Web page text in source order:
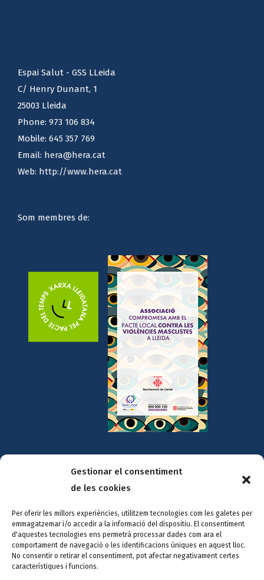
Gestionar el consentiment
de les cookies
Per oferir les millors experiències, utilitzem tecnologies com les galetes per
emmagatzemar i/o accedir a la informació del dispositiu. El consentiment
d'aquestes tecnologies ens permetrà processar dades com ara el
comportament de navegació o les identificacions úniques en aquest lloc.
No consentir o retirar el consentiment, pot afectar negativament certes
característiques i funcions.
Espai Salut - GSS LLeida
C/ Henry Dunant, 1
25003 Lleida
Phone: 973 106 834
Mobile: 645 357 769
Email: hera@hera.cat
Web: http://www.hera.cat
Som membres de:
Amb la col·laboració de: